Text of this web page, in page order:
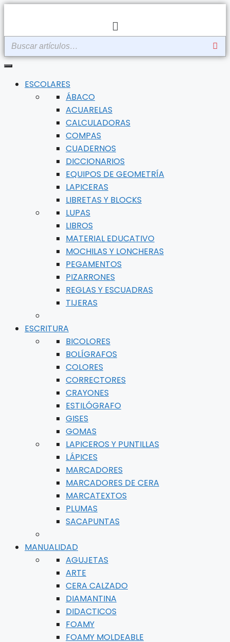
contenido
Menú
ESCOLARES
ÁBACO
ACUARELAS
CALCULADORAS
COMPAS
CUADERNOS
DICCIONARIOS
EQUIPOS DE GEOMETRÍA
LAPICERAS
LIBRETAS Y BLOCKS
LUPAS
LIBROS
MATERIAL EDUCATIVO
MOCHILAS Y LONCHERAS
PEGAMENTOS
PIZARRONES
REGLAS Y ESCUADRAS
TIJERAS
ESCRITURA
BICOLORES
BOLÍGRAFOS
COLORES
CORRECTORES
CRAYONES
ESTILÓGRAFO
GISES
GOMAS
LAPICEROS Y PUNTILLAS
LÁPICES
MARCADORES
MARCADORES DE CERA
MARCATEXTOS
PLUMAS
SACAPUNTAS
MANUALIDAD
AGUJETAS
ARTE
CERA CALZADO
DIAMANTINA
DIDACTICOS
FOAMY
FOAMY MOLDEABLE